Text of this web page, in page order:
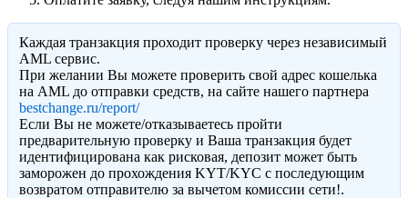
Каждая транзакция проходит проверку через независимый
AML сервис.
При желании Вы можете проверить свой адрес кошелька
на AML до отправки средств, на сайте нашего партнера
bestchange.ru/report/
Eсли Вы не можете/отказываетесь пройти
предварительную проверку и Ваша транзакция будет
идентифицирована как рисковая, депозит может быть
заморожен до прохождения KYT/KYC с последующим
возвратом отправителю за вычетом комиссии сети!.